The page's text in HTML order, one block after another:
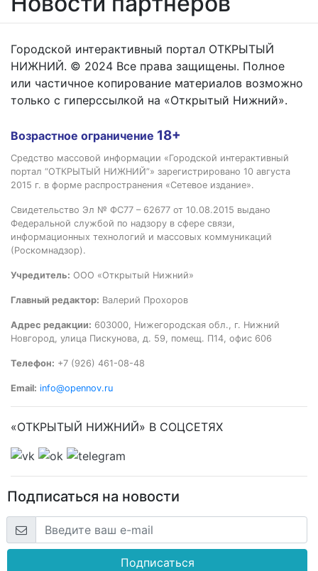
Городской интерактивный портал ОТКРЫТЫЙ
НИЖНИЙ. © 2024 Все права защищены. Полное
или частичное копирование материалов возможно
только с гиперссылкой на «Открытый Нижний».
Возрастное ограничение 18+
Средство массовой информации «Городской интерактивный
портал “ОТКРЫТЫЙ НИЖНИЙ”» зарегистрировано 10 августа
2015 г. в форме распространения «Сетевое издание».
Свидетельство Эл № ФС77 – 62677 от 10.08.2015 выдано
Федеральной службой по надзору в сфере связи,
информационных технологий и массовых коммуникаций
(Роскомнадзор).
Учредитель: ООО «Открытый Нижний»
Главный редактор: Валерий Прохоров
Адрес редакции: 603000, Нижегородская обл., г. Нижний
Новгород, улица Пискунова, д. 59, помещ. П14, офис 606
Телефон: +7 (926) 461-08-48
Email: info@opennov.ru
«ОТКРЫТЫЙ НИЖНИЙ» В СОЦСЕТЯХ
Подписаться на новости
Подписаться